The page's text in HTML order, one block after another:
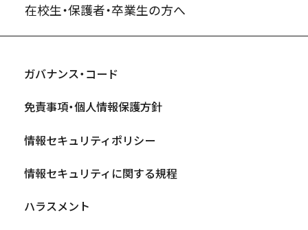
在校生・保護者・卒業生の方へ
ガバナンス・コード
免責事項・個人情報保護方針
情報セキュリティポリシー
情報セキュリティに関する規程
ハラスメント